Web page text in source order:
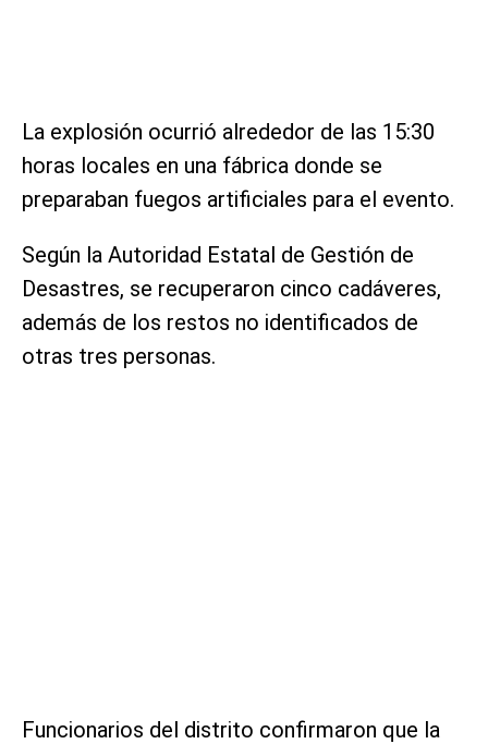
La explosión ocurrió alrededor de las 15:30
horas locales en una fábrica donde se
preparaban fuegos artificiales para el evento.
Según la Autoridad Estatal de Gestión de
Desastres, se recuperaron cinco cadáveres,
además de los restos no identificados de
otras tres personas.
Funcionarios del distrito confirmaron que la